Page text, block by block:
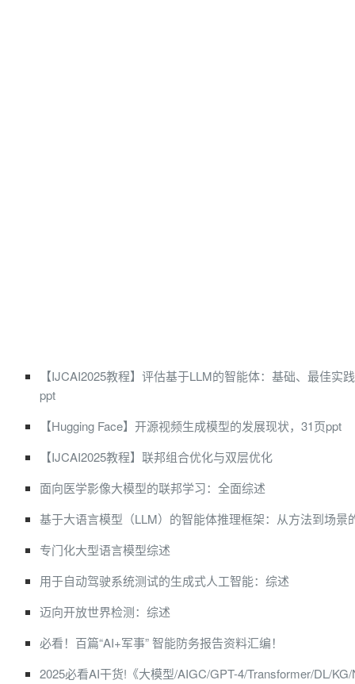
【IJCAI2025教程】评估基于LLM的智能体：基础、最佳实
ppt
【Hugging Face】开源视频生成模型的发展现状，31页ppt
【IJCAI2025教程】联邦组合优化与双层优化
面向医学影像大模型的联邦学习：全面综述
基于大语言模型（LLM）的智能体推理框架：从方法到场景
专门化大型语言模型综述
用于自动驾驶系统测试的生成式人工智能：综述
迈向开放世界检测：综述
必看！百篇“AI+军事” 智能防务报告资料汇编！
2025必看AI干货!《大模型/AIGC/GPT-4/Transformer/DL/